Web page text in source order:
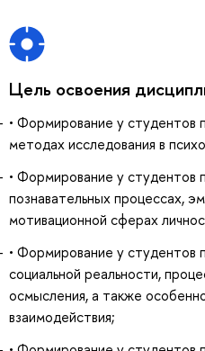
Цель освоения
• Формирование у студентов
методах исследования в
• Формирование у студентов
познавательных процессах,
мотивационной сферах
• Формирование у студентов
социальной реальности,
осмысления, а также
взаимодействия;